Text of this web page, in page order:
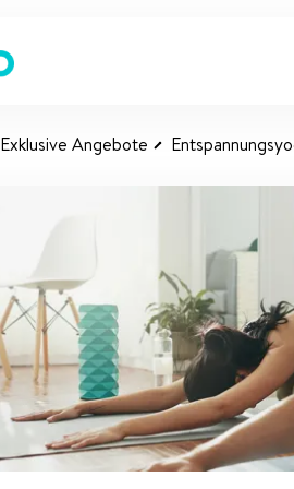
Exklusive Angebote